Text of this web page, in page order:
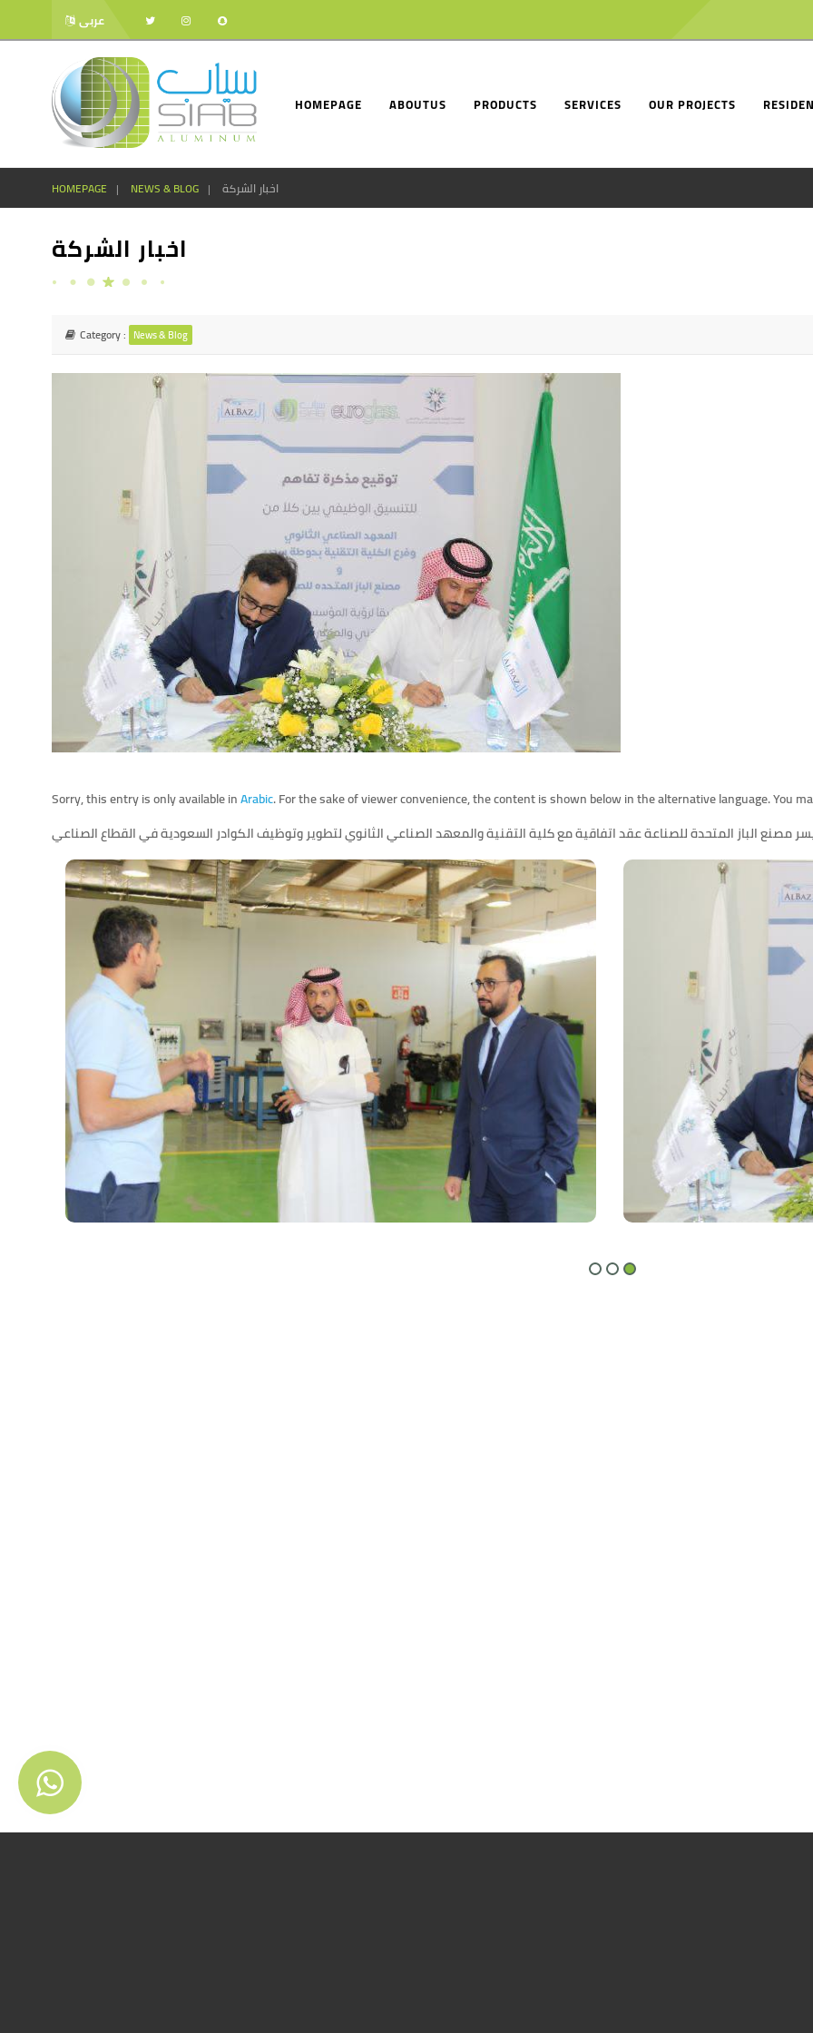
عربى
HOMEPAGE ABOUTUS PRODUCTS SERVICES OUR PROJECTS
HOMEPAGE NEWS & BLOG اخبار الشركة
اخبار الشركة
Category : News & Blog
Sorry, this entry is only available inArabic. For the sake of viewer convenience, the content is shown below in the alternative language. You
مصنع الباز المتحدة للصناعة عقد اتفاقية مع كلية التقنية والمعهد الصناعي الثانوي لتطوير وتوظيف الكوادر السعودية في القطاع الصناعي